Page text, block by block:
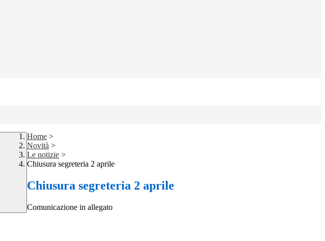
Home >
Novità >
Le notizie >
Chiusura segreteria 2 aprile
Chiusura segreteria 2 aprile
Comunicazione in allegato